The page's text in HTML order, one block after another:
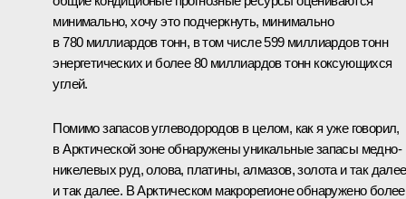
минимально, хочу это подчеркнуть, минимально
в 780 миллиардов тонн, в том числе 599 миллиардов тонн
энергетических и более 80 миллиардов тонн коксующихся
углей.
Помимо запасов углеводородов в целом, как я уже говорил,
в Арктической зоне обнаружены уникальные запасы медно-
никелевых руд, олова, платины, алмазов, золота и так далее
и так далее. В Арктическом макрорегионе обнаружено более